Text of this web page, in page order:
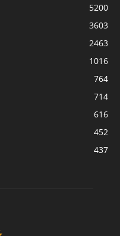
5200
3603
2463
1016
764
714
616
452
437